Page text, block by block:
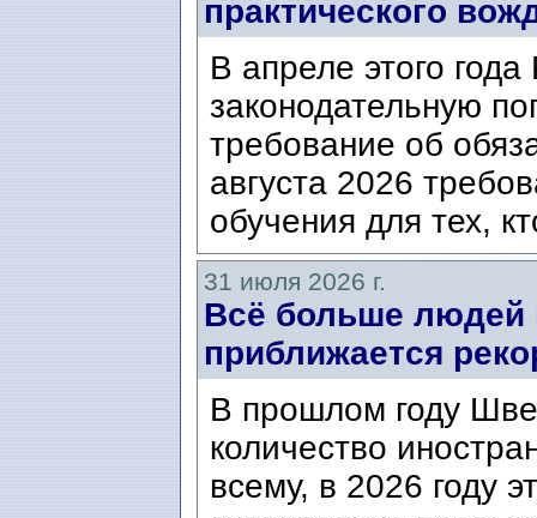
практического
В апреле этого
законодательную
требование об
августа 2026
обучения для тех,
31 июля 2026 г.
Всё больше
приближается
В прошлом году
количество
всему, в 2026 году